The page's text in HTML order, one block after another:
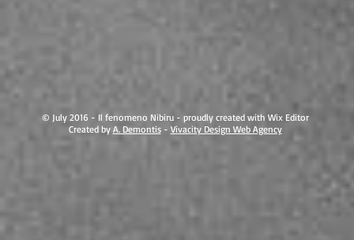
© July 2016 - Il fenomeno Nibiru - proudly created with Wix Editor
Created by A. Demontis- Vivacity Design Web Agency